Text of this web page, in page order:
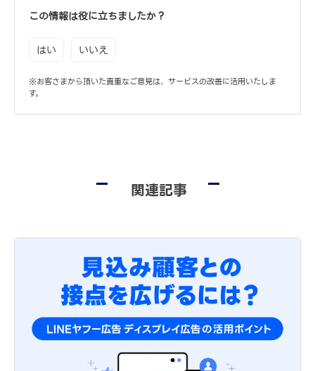
この情報は役に立ちましたか？
はい いいえ
※お客さまから頂いた貴重なご意見は、サービスの改善に活用いたしま
す。
関連記事